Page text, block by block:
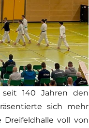
140 Jahren den
sich mehr
Dreifeldhalle voll von